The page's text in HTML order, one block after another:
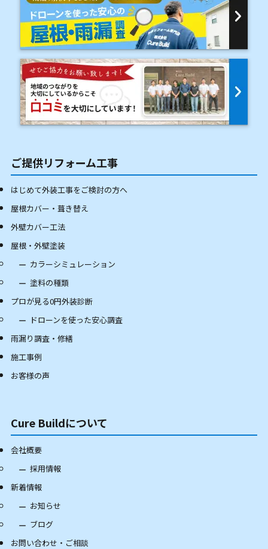
ご提供リフォーム工事
はじめて外装工事をご検討の方へ
屋根カバー・葺き替え
外壁カバー工法
屋根・外壁塗装
カラーシミュレーション
塗料の種類
プロが見る0円外装診断
ドローンを使った安心調査
雨漏り調査・修繕
施工事例
お客様の声
Cure Buildについて
会社概要
採用情報
新着情報
お知らせ
ブログ
お問い合わせ・ご相談